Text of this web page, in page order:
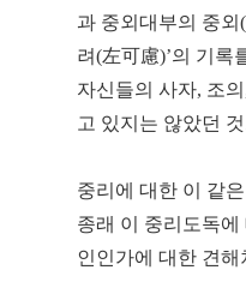
과 중외대부의 중
려(左可慮)’의 기록
자신들의 사자, 조
고 있지는 않았던
중리에 대한 이 같
종래 이 중리도독
인인가에 대한 견